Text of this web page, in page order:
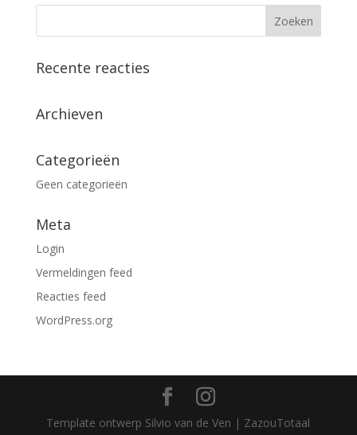
Recente reacties
Archieven
Categorieën
Geen categorieën
Meta
Login
Vermeldingen feed
Reacties feed
WordPress.org
Template ontwerp Silvio van de Ven | ZazouTotaal